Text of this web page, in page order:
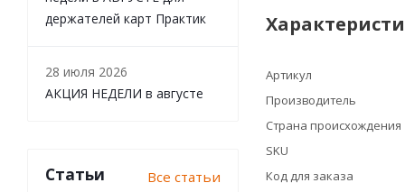
Артикул
Производитель
Страна происхождения
SKU
Код для заказа
держателей карт Практик
28 июля 2026
АКЦИЯ НЕДЕЛИ в августе
Статьи Все статьи